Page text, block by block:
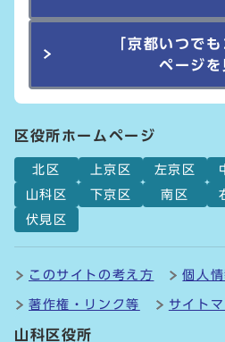
「京都いつで
ページを
区役所ホームページ
北区 上京区 左京区
山科区
下京区 南区
伏見区
このサイトの考え方 個人
著作権・リンク等 サイト
山科区役所